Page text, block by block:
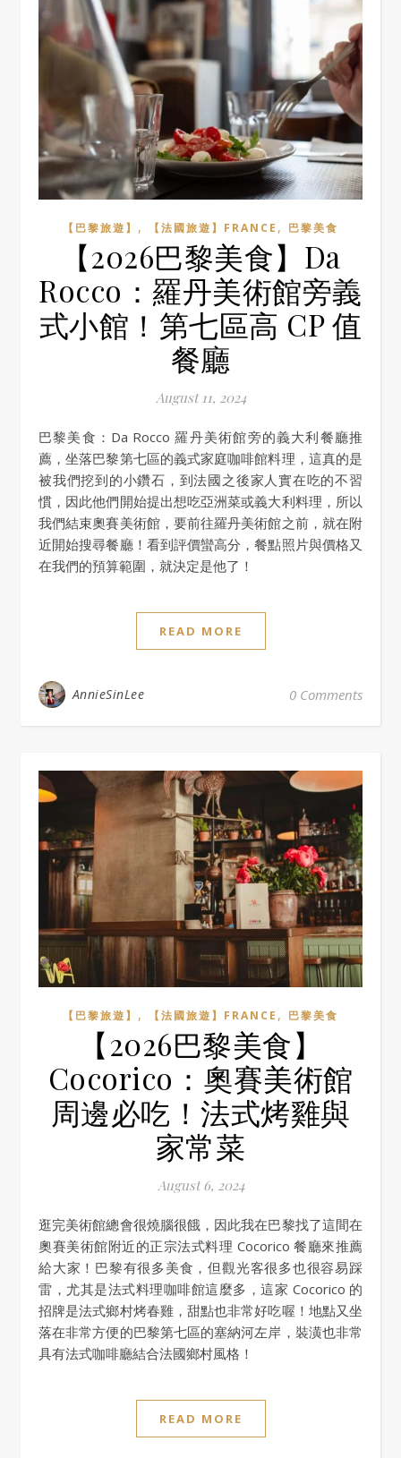
【巴黎旅遊】 , 【法國旅遊】FRANCE , 巴黎美食
【2026巴黎美食】Da
Rocco：羅丹美術館旁義
式小館！第七區高 CP 值
餐廳
August 11, 2024
巴黎美食：Da Rocco 羅丹美術館旁的義大利餐廳推
薦，坐落巴黎第七區的義式家庭咖啡館料理，這真的是
被我們挖到的小鑽石，到法國之後家人實在吃的不習
慣，因此他們開始提出想吃亞洲菜或義大利料理，所以
我們結束奧賽美術館，要前往羅丹美術館之前，就在附
近開始搜尋餐廳！看到評價蠻高分，餐點照片與價格又
在我們的預算範圍，就決定是他了！
READ MORE
AnnieSinLee 0 Comments
【巴黎旅遊】 , 【法國旅遊】FRANCE , 巴黎美食
【2026巴黎美食】
Cocorico：奧賽美術館
周邊必吃！法式烤雞與
家常菜
August 6, 2024
逛完美術館總會很燒腦很餓，因此我在巴黎找了這間在
奧賽美術館附近的正宗法式料理 Cocorico 餐廳來推薦
給大家！巴黎有很多美食，但觀光客很多也很容易踩
雷，尤其是法式料理咖啡館這麼多，這家 Cocorico 的
招牌是法式鄉村烤春雞，甜點也非常好吃喔！地點又坐
落在非常方便的巴黎第七區的塞納河左岸，裝潢也非常
具有法式咖啡廳結合法國鄉村風格！
READ MORE